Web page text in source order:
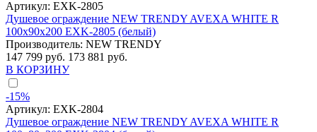
Артикул: EXK-2805
Душевое ограждение NEW TRENDY AVEXA WHITE R
100x90x200 EXK-2805 (белый)
Производитель: NEW TRENDY
147 799 руб. 173 881 руб.
В КОРЗИНУ
-15%
Артикул: EXK-2804
Душевое ограждение NEW TRENDY AVEXA WHITE R